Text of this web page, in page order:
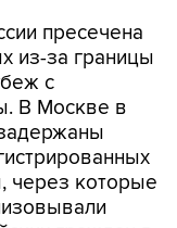
пресечена
из-за границы
с
В Москве в
через которые